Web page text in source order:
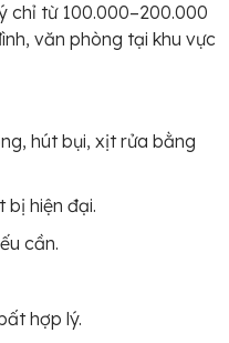
chỉ từ 100.000–200.000
văn phòng tại khu vực
hút bụi, xịt rửa bằng
bị hiện đại.
cần.
hợp lý.